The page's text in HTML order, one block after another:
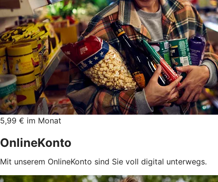
5,99 € im Monat
OnlineKonto
Mit unserem OnlineKonto sind Sie voll digital unterwegs.